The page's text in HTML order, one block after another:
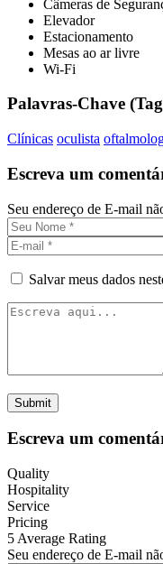
Câmeras de
Elevador
Estacionamento
Mesas ao ar livre
Wi-Fi
Palavras-Chave
Clínicas oculista
Escreva um
Seu endereço de E-mail
Salvar meus dados
Escreva um
Quality
Hospitality
Service
Pricing
5 Average Rating
Seu endereço de E-mail